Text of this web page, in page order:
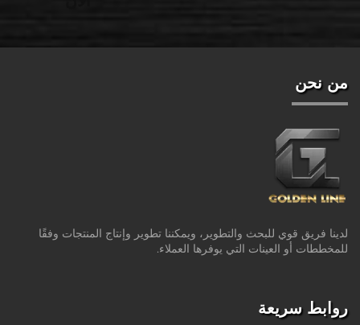
من نحن
لدينا فريق قوي للبحث والتطوير، ويمكننا تطوير وإنتاج المنتجات وفقًا
للمخططات أو العينات التي يوفرها العملاء.
روابط سريعة